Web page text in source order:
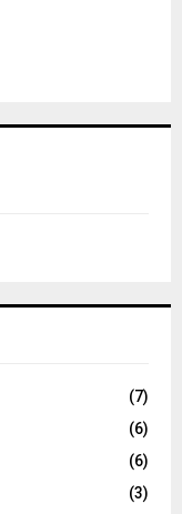
(7)
(6)
(6)
(3)